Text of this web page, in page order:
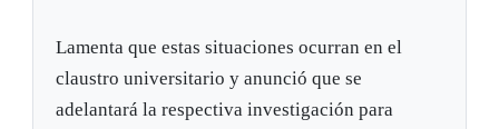
Lamenta que estas situaciones ocurran en el
claustro universitario y anunció que se
adelantará la respectiva investigación para